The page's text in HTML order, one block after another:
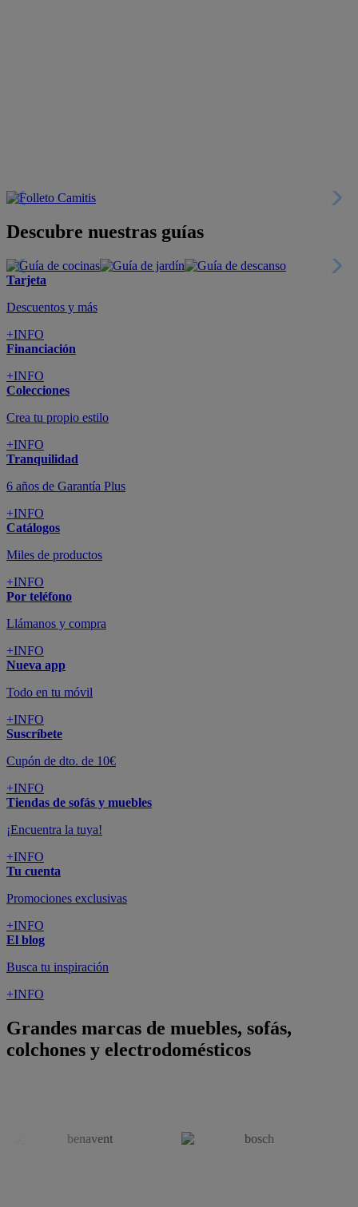
Descubre nuestras guías
Tarjeta
Descuentos y más
+INFO
Financiación
+INFO
Colecciones
Crea tu propio estilo
+INFO
Tranquilidad
6 años de Garantía Plus
+INFO
Catálogos
Miles de productos
+INFO
Por teléfono
Llámanos y compra
+INFO
Nueva app
Todo en tu móvil
+INFO
Suscríbete
Cupón de dto. de 10€
+INFO
Tiendas de sofás y muebles
¡Encuentra la tuya!
+INFO
Tu cuenta
Promociones exclusivas
+INFO
El blog
Busca tu inspiración
+INFO
Grandes marcas de muebles, sofás,
colchones y electrodomésticos